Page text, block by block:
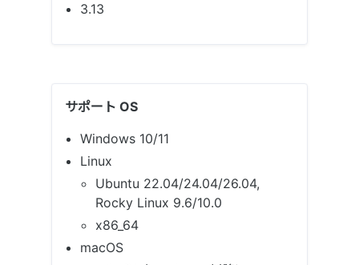
3.13
サポート OS
Windows 10/11
Linux
Ubuntu 22.04/24.04/26.04,
Rocky Linux 9.6/10.0
x86_64
macOS